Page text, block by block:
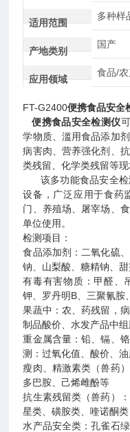
适用范围
多种样
产地类别
国产
应用领域
食品/
FT-G2400便携食品安全
便携食品安全检测仪
学物质、滥用食品添加
病害肉、营养强化剂、
类残留、化学类残留等现
该多功能食品安全检
设备，广泛应用于食药
门、养殖场、屠宰场、
单位使用。
检测项目：
食品添加剂：二氧化硫
钠、山梨酸、糖精钠、
有毒有害物质：甲醛、
钾、罗丹明B、三聚氰胺
果蔬中：农、药残留，
制品酸价、水发产品中
重金属含量：铅、镉、
测：过氧化值、酸价、油
瘦肉、精激素类（兽药
多巴胺、己烯雌酚等
抗生素残留类（兽药）
星类、磺胺类、喹诺酮类
水产品安全类：孔雀石